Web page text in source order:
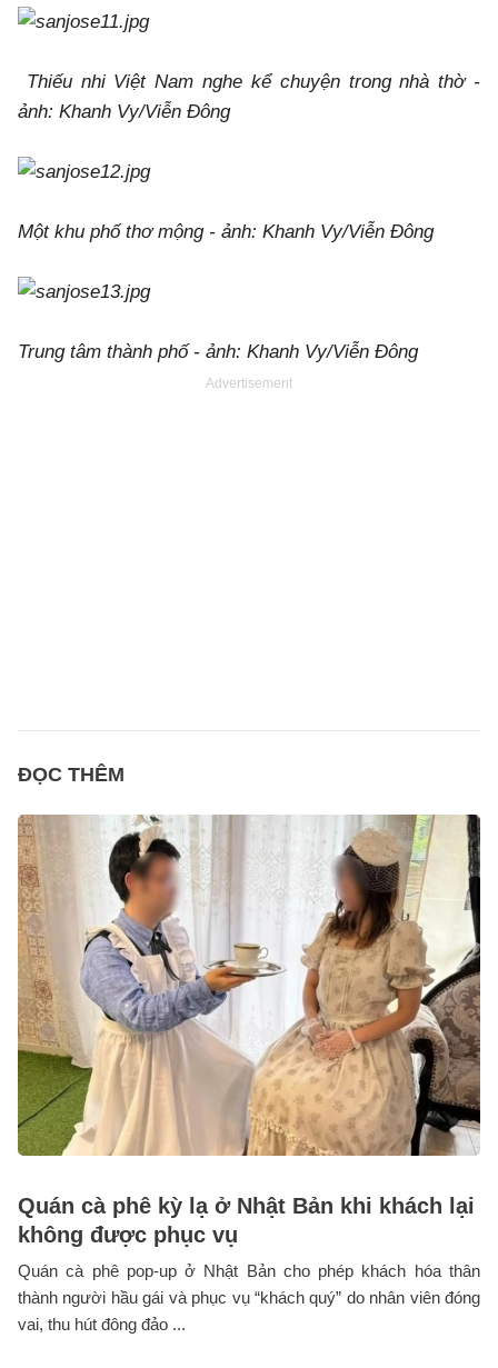
Thiếu nhi Việt Nam nghe kể chuyện trong nhà thờ -
ảnh: Khanh Vy/Viễn Đông
Một khu phố thơ mộng - ảnh: Khanh Vy/Viễn Đông
Trung tâm thành phố - ảnh: Khanh Vy/Viễn Đông
Advertisement
ĐỌC THÊM
Quán cà phê kỳ lạ ở Nhật Bản khi khách lại
không được phục vụ
Quán cà phê pop-up ở Nhật Bản cho phép khách hóa thân
thành người hầu gái và phục vụ “khách quý” do nhân viên đóng
vai, thu hút đông đảo ...